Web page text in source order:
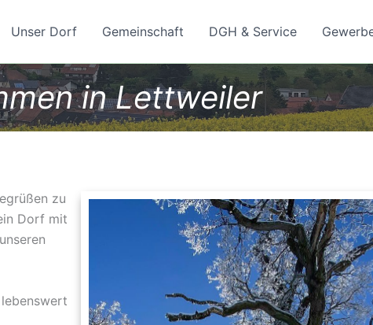
Unser Dorf Gemeinschaft DGH & Service
in Lettweiler
zu
Dorf mit